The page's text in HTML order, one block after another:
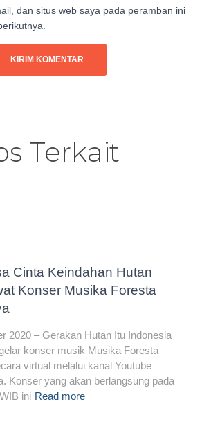
dan situs web saya pada peramban ini
Terkait
Cinta Keindahan Hutan
Konser Musika Foresta
2020 – Gerakan Hutan Itu Indonesia
konser musik Musika Foresta
virtual melalui kanal Youtube
Konser yang akan berlangsung pada
ini Read more